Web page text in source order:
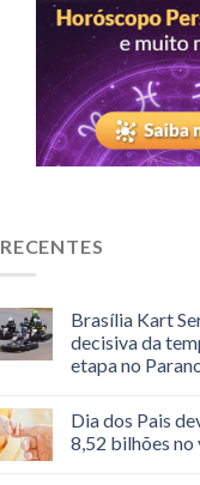
RECENTES
Brasília Kart
decisiva da
etapa no
Dia dos Pais
8,52 bilhões no